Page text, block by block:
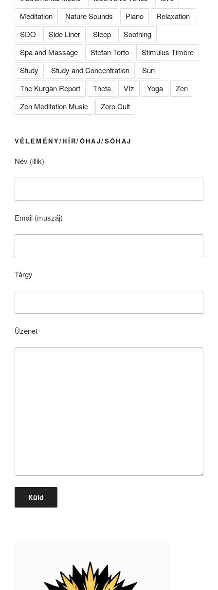
Meditation
Nature Sounds Piano
Relaxation
SDO
Side Liner Sleep
Soothing
Spa and Massage
Stefan Torto
Stimulus Timbre
Study
Study and Concentration
Sun
The Kurgan Report
Theta Víz Yoga
Zen
Zen Meditation Music
Zero Cult
VÉLEMÉNY/HÍR/ÓHAJ/SÓHAJ
Név (illik)
Email (muszáj)
Tárgy
Üzenet